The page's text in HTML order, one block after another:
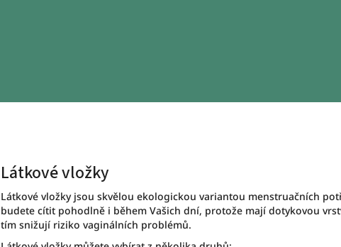
Látkové vložky
Látkové vložky jsou skvělou ekologickou variantou menstruačních
budete cítit pohodlně i během Vašich dní, protože mají dotykovou
tím snižují riziko vaginálních problémů.